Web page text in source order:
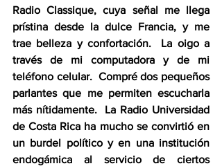
Radio Classique, cuya señal me llega
prístina desde la dulce Francia, y me
trae belleza y confortación.  La oigo a
través de mi computadora y de mi
teléfono celular.  Compré dos pequeños
parlantes que me permiten escucharla
más nítidamente.  La Radio Universidad
de Costa Rica ha mucho se convirtió en
un burdel político y en una institución
endogámica al servicio de ciertos